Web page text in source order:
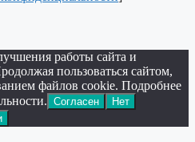
работы сайта и
пользоваться сайтом,
файлов cookie. Подробнее
Согласен
Нет